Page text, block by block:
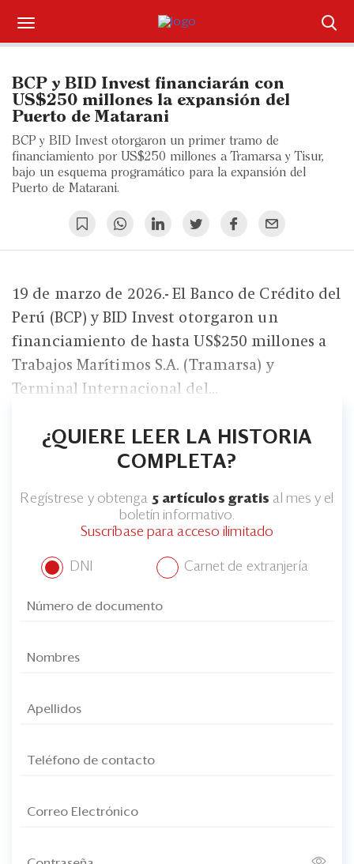
Iniciar sesión
Portada
¿Qué está pasando?
Legal y Política
Blogs
Ranking CEO
Edición Impresa
BCP y BID Invest financiarán con
US$250 millones la expansión del
Puerto de Matarani
BCP y BID Invest otorgaron un primer tramo de
financiamiento por US$250 millones a Tramarsa y Tisur,
bajo un esquema programático para la expansión del
Puerto de Matarani.
19 de marzo de 2026.- El Banco de Crédito del
Perú (BCP) y BID Invest otorgaron un
financiamiento de hasta US$250 millones a
Trabajos Marítimos S.A. (Tramarsa) y
Terminal Internacional del...
¿QUIERE LEER LA HISTORIA
COMPLETA?
Regístrese y obtenga 5 artículos gratis al mes y el
boletín informativo.
Suscríbase para acceso ilimitado
DNI Carnet de extranjería